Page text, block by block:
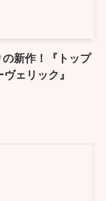
新作！『トップ
ェリック』